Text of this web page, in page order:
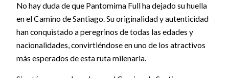
No hay duda de que Pantomima Full ha dejado su huella
en el Camino de Santiago. Su originalidad y autenticidad
han conquistado a peregrinos de todas las edades y
nacionalidades, convirtiéndose en uno de los atractivos
más esperados de esta ruta milenaria.